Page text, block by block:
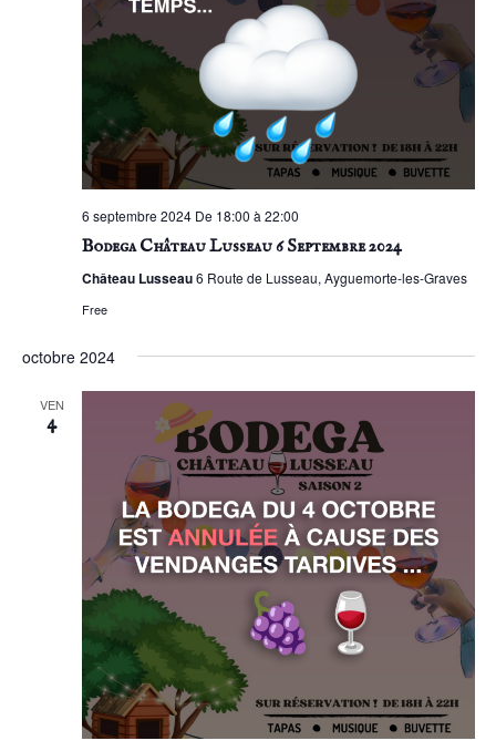
6 septembre 2024 De 18:00 à 22:00
Bodega Château Lusseau 6 Septembre 2024
Château Lusseau6 Route de Lusseau, Ayguemorte-les-Graves
Free
octobre 2024
VEN
4